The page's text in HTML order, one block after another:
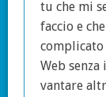
tu che mi
faccio e
complicato
Web senza
vantare